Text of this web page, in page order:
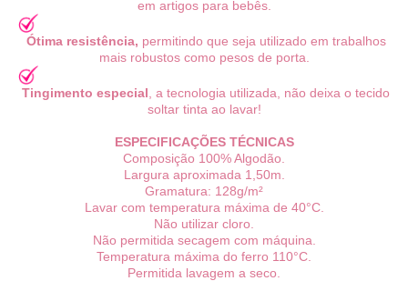
em artigos para bebês.
Ótima resistência, permitindo que seja utilizado em trabalhos
mais robustos como pesos de porta.
Tingimento especial , a tecnologia utilizada, não deixa o tecido
soltar tinta ao lavar!
ESPECIFICAÇÕES TÉCNICAS
Composição 100% Algodão.
Largura aproximada 1,50m.
Gramatura: 128g/m²
Lavar com temperatura máxima de 40°C.
Não utilizar cloro.
Não permitida secagem com máquina.
Temperatura máxima do ferro 110°C.
Permitida lavagem a seco.